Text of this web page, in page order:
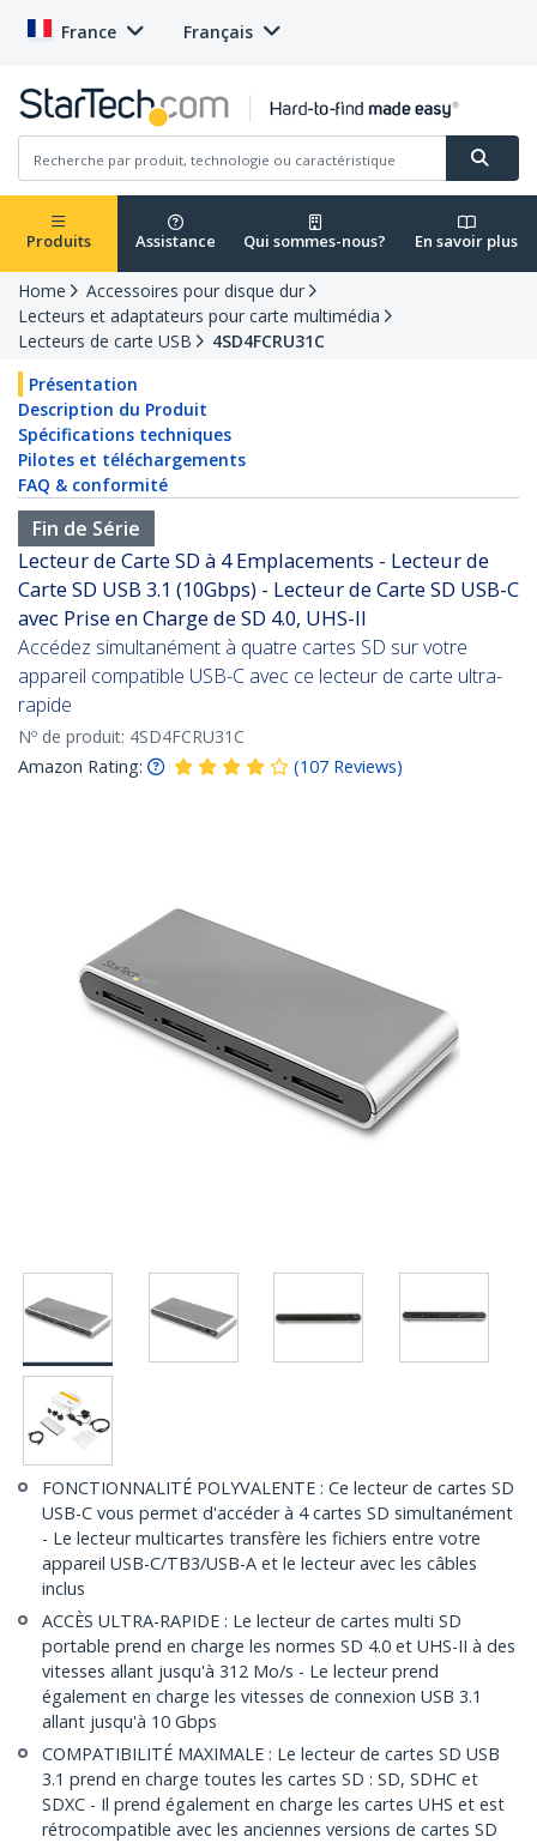
France Français
Produits Assistance Qui sommes-nous? En savoir plus
Home
Accessoires pour disque dur
Lecteurs et adaptateurs pour carte multimédia
Lecteurs de carte USB
4SD4FCRU31C
Présentation
Description du Produit
Spécifications techniques
Pilotes et téléchargements
FAQ & conformité
Fin de Série
Lecteur de Carte SD à 4 Emplacements - Lecteur de
Carte SD USB 3.1 (10Gbps) - Lecteur de Carte SD USB-C
avec Prise en Charge de SD 4.0, UHS-II
Accédez simultanément à quatre cartes SD sur votre
appareil compatible USB-C avec ce lecteur de carte ultra-
rapide
Nº de produit: 4SD4FCRU31C
Amazon Rating:
(107 Reviews)
FONCTIONNALITÉ POLYVALENTE : Ce lecteur de cartes SD
USB-C vous permet d'accéder à 4 cartes SD simultanément
- Le lecteur multicartes transfère les fichiers entre votre
appareil USB-C/TB3/USB-A et le lecteur avec les câbles
inclus
ACCÈS ULTRA-RAPIDE : Le lecteur de cartes multi SD
portable prend en charge les normes SD 4.0 et UHS-II à des
vitesses allant jusqu'à 312 Mo/s - Le lecteur prend
également en charge les vitesses de connexion USB 3.1
allant jusqu'à 10 Gbps
COMPATIBILITÉ MAXIMALE : Le lecteur de cartes SD USB
3.1 prend en charge toutes les cartes SD : SD, SDHC et
SDXC - Il prend également en charge les cartes UHS et est
rétrocompatible avec les anciennes versions de cartes SD